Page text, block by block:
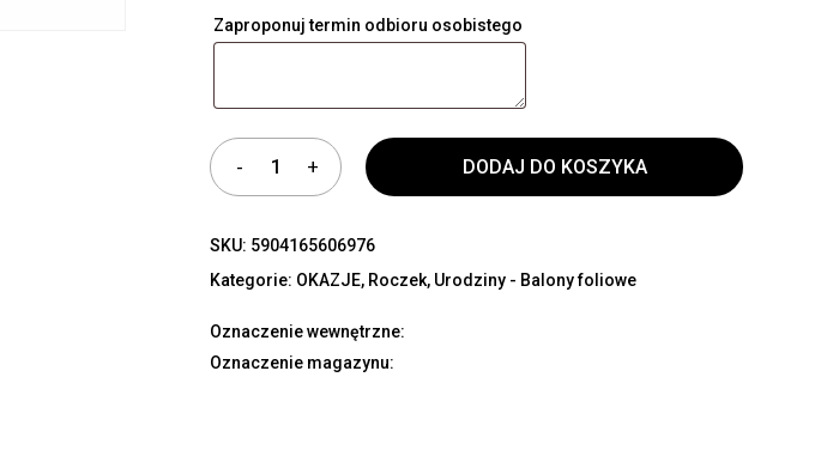
Zaproponuj termin odbioru osobistego
DODAJ DO KOSZYKA
SKU: 5904165606976
Kategorie: OKAZJE, Roczek, Urodziny - Balony foliowe
Oznaczenie wewnętrzne:
Oznaczenie magazynu: